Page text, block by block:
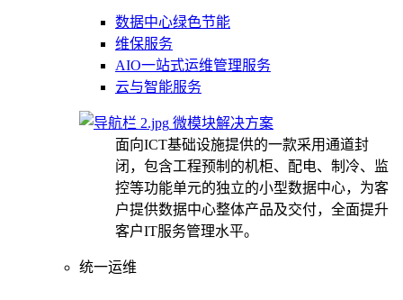
数据中心绿色节能
维保服务
AIO一站式运维管理服务
云与智能服务
微模块解决方案
面向ICT基础设施提供的一款采用通道封
闭，包含工程预制的机柜、配电、制冷、监
控等功能单元的独立的小型数据中心，为客
户提供数据中心整体产品及交付，全面提升
客户IT服务管理水平。
统一运维